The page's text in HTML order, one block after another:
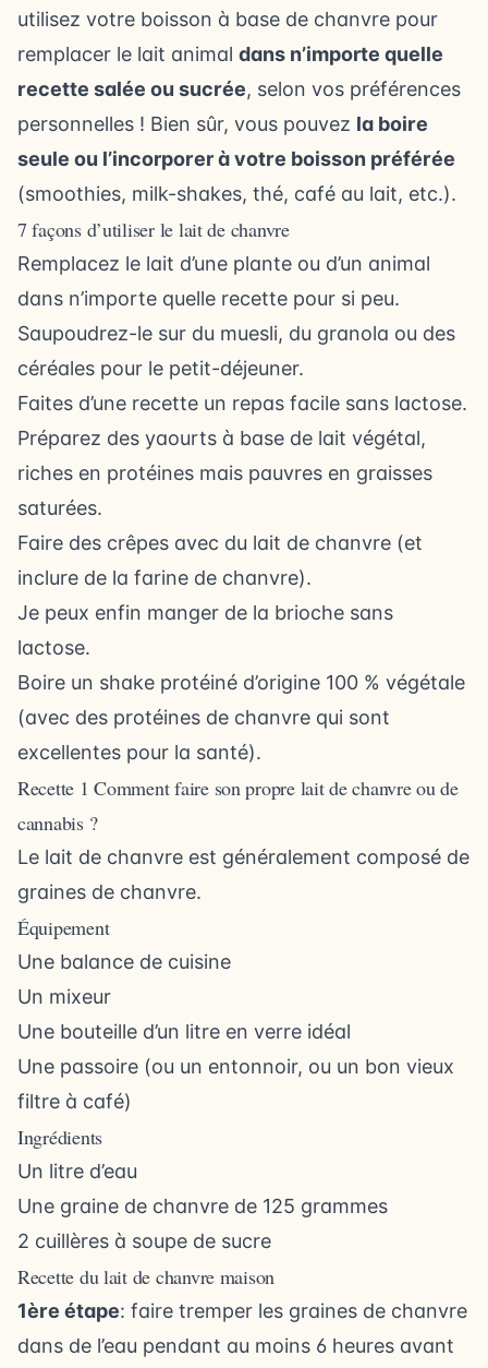
utilisez votre boisson à base de chanvre pour
remplacer le lait animal dans n’importe quelle
recette salée ou sucrée, selon vos préférences
personnelles ! Bien sûr, vous pouvez la boire
seule ou l’incorporer à votre boisson préférée
(smoothies, milk-shakes, thé, café au lait, etc.).
7 façons d’utiliser le lait de chanvre
Remplacez le lait d’une plante ou d’un animal
dans n’importe quelle recette pour si peu.
Saupoudrez-le sur du muesli, du granola ou des
céréales pour le petit-déjeuner.
Faites d’une recette un repas facile sans lactose.
Préparez des yaourts à base de lait végétal,
riches en protéines mais pauvres en graisses
saturées.
Faire des crêpes avec du lait de chanvre (et
inclure de la farine de chanvre).
Je peux enfin manger de la brioche sans
lactose.
Boire un shake protéiné d’origine 100 % végétale
(avec des protéines de chanvre qui sont
excellentes pour la santé).
Recette 1 Comment faire son propre lait de chanvre ou de
cannabis ?
Le lait de chanvre est généralement composé de
graines de chanvre.
Équipement
Une balance de cuisine
Un mixeur
Une bouteille d’un litre en verre idéal
Une passoire (ou un entonnoir, ou un bon vieux
filtre à café)
Ingrédients
Un litre d’eau
Une graine de chanvre de 125 grammes
2 cuillères à soupe de sucre
Recette du lait de chanvre maison
1ère étape: faire tremper les graines de chanvre
dans de l’eau pendant au moins 6 heures avant